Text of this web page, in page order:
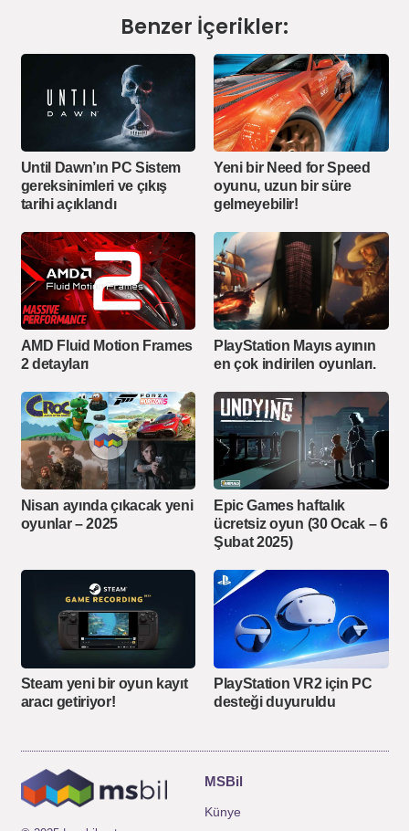
Benzer İçerikler:
Until Dawn’ın PC Sistem
gereksinimleri ve çıkış
tarihi açıklandı
Yeni bir Need for Speed
oyunu, uzun bir süre
gelmeyebilir!
AMD Fluid Motion Frames
2 detayları
PlayStation Mayıs ayının
en çok indirilen oyunları.
Nisan ayında çıkacak yeni
oyunlar – 2025
Epic Games haftalık
ücretsiz oyun (30 Ocak – 6
Şubat 2025)
Steam yeni bir oyun kayıt
aracı getiriyor!
PlayStation VR2 için PC
desteği duyuruldu
MSBil
Künye